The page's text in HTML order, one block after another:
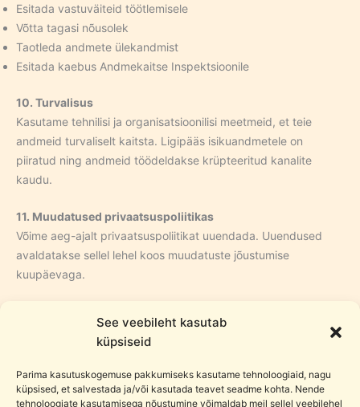
See veebileht kasutab
küpsiseid
Parima kasutuskogemuse pakkumiseks kasutame tehnoloogiaid, nagu
küpsised, et salvestada ja/või kasutada teavet seadme kohta. Nende
tehnoloogiate kasutamisega nõustumine võimaldab meil sellel veebilehel
Esitada vastuväiteid töötlemisele
Võtta tagasi nõusolek
Taotleda andmete ülekandmist
Esitada kaebus Andmekaitse Inspektsioonile
10. Turvalisus
Kasutame tehnilisi ja organisatsioonilisi meetmeid, et teie
andmeid turvaliselt kaitsta. Ligipääs isikuandmetele on
piiratud ning andmeid töödeldakse krüpteeritud kanalite
kaudu.
11. Muudatused privaatsuspoliitikas
Võime aeg-ajalt privaatsuspoliitikat uuendada. Uuendused
avaldatakse sellel lehel koos muudatuste jõustumise
kuupäevaga.
Kui teil on küsimusi privaatsuspoliitika või andmetöötluse
kohta, võtke meiega ühendust e-posti teel
info@ludoblocks.eu.